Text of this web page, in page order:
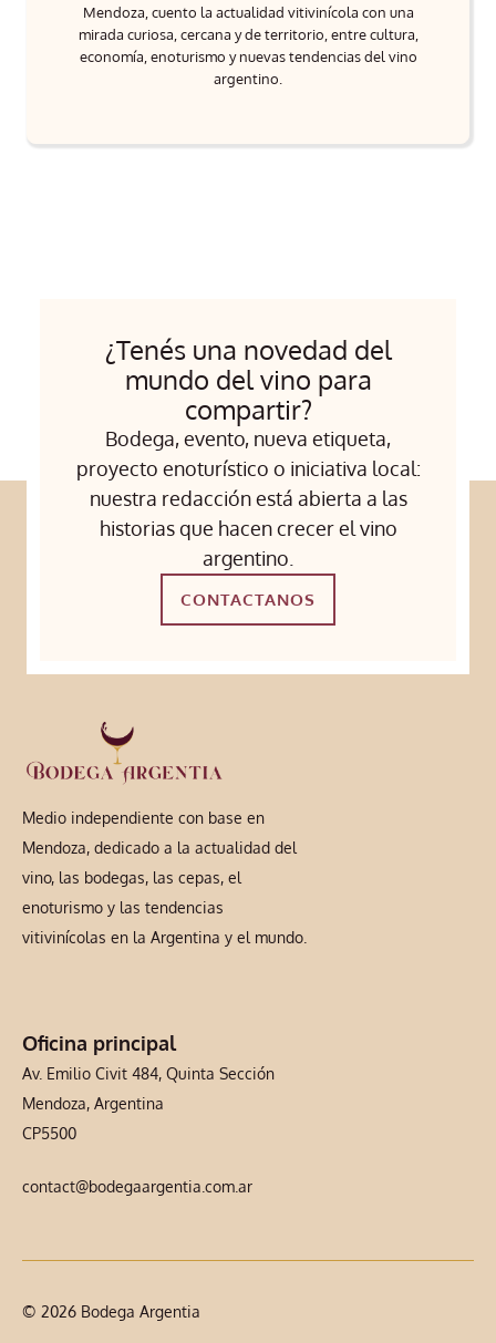
Mendoza, cuento la actualidad vitivinícola con una
mirada curiosa, cercana y de territorio, entre cultura,
economía, enoturismo y nuevas tendencias del vino
argentino.
¿Tenés una novedad del
mundo del vino para
compartir?
Bodega, evento, nueva etiqueta,
proyecto enoturístico o iniciativa local:
nuestra redacción está abierta a las
historias que hacen crecer el vino
argentino.
CONTACTANOS
Medio independiente con base en
Mendoza, dedicado a la actualidad del
vino, las bodegas, las cepas, el
enoturismo y las tendencias
vitivinícolas en la Argentina y el mundo.
Oficina principal
Av. Emilio Civit 484, Quinta Sección
Mendoza, Argentina
CP5500
contact@bodegaargentia.com.ar
© 2026 Bodega Argentia